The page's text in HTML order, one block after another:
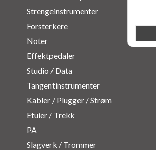
Strengeinstrumenter
Forsterkere
Noter
Effektpedaler
Studio / Data
Tangentinstrumenter
Kabler / Plugger / Strøm
Etuier / Trekk
PA
Slagverk / Trommer